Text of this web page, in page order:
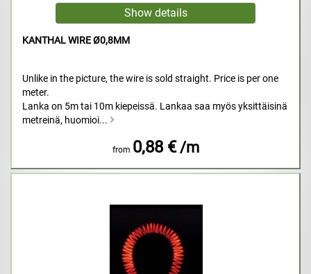
KANTHAL WIRE Ø0,8MM
Unlike in the picture, the wire is sold straight. Price is per one
meter.
Lanka on 5m tai 10m kiepeissä. Lankaa saa myös yksittäisinä
metreinä, huomioi...
from 0,88 € /m